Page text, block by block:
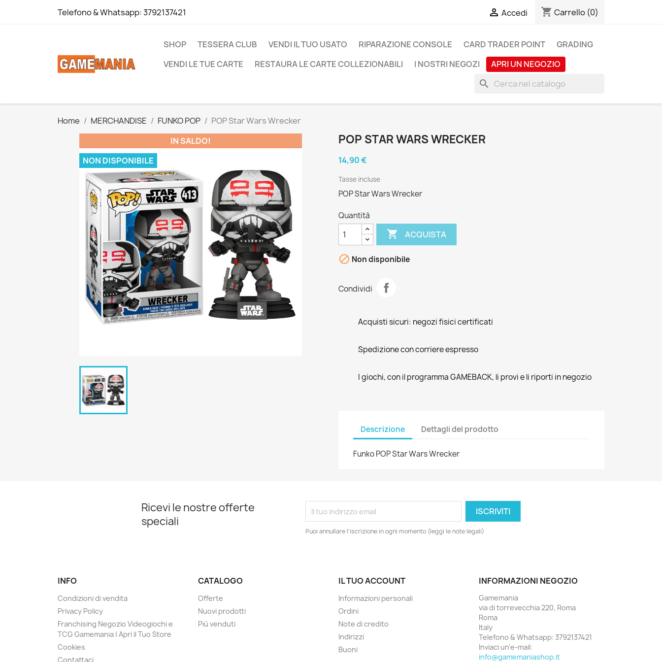
Telefono & Whatsapp:3792137421  Accedi shopping_cart Carrello (0)
SHOP TESSERA CLUB VENDI IL TUO USATO RIPARAZIONE CONSOLE CARD TRADER POINT
GRADING
VENDI LE TUE CARTE
RESTAURA LE CARTE COLLEZIONABILI I NOSTRI NEGOZI APRI UN NEGOZIO
search
Home MERCHANDISE FUNKO POP
POP Star Wars Wrecker
IN SALDO!
NON DISPONIBILE
POP STAR WARS WRECKER
14,90 €
Tasse incluse
POP Star Wars Wrecker
Quantità
 ACQUISTA
 Non disponibile
Condividi
Acquisti sicuri: negozi fisici certificati
Spedizione con corriere espresso
I giochi, con il programma GAMEBACK, li provi e li riporti in negozio
Descrizione Dettagli del prodotto
Funko POP Star Wars Wrecker
Ricevi le nostre offerte
speciali
Puoi annullare l'iscrizione in ogni momento (leggi le note legali)
INFO
Condizioni di vendita
Privacy Policy
Franchising Negozio Videogiochi e
TCG Gamemania | Apri il Tuo Store
Cookies
Contattaci
CATALOGO
Offerte
Nuovi prodotti
Più venduti
IL TUO ACCOUNT
Informazioni personali
Ordini
Note di credito
Indirizzi
Buoni
INFORMAZIONI NEGOZIO
Gamemania
via di torrevecchia 220, Roma
Roma
Italy
Telefono & Whatsapp: 3792137421
Inviaci un'e-mail:
info@gamemaniashop.it